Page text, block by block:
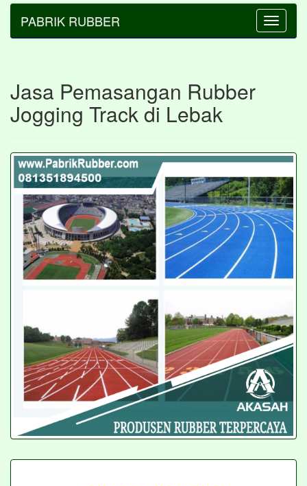
Toggle
PABRIK RUBBER
Jasa Pemasangan Rubber
Jogging Track di Lebak